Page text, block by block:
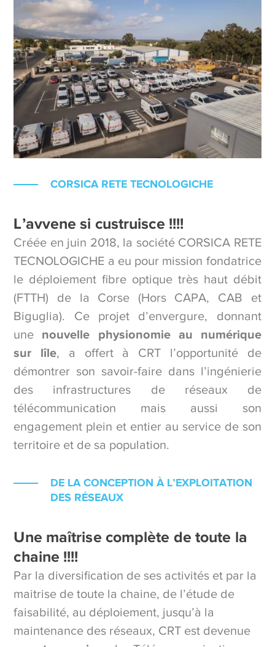
CORSICA RETE TECNOLOGICHE
L’avvene si custruisce !!!!
Créée en juin 2018, la société CORSICA RETE
TECNOLOGICHE a eu pour mission fondatrice
le déploiement fibre optique très haut débit
(FTTH) de la Corse (Hors CAPA, CAB et
Biguglia). Ce projet d’envergure, donnant
une nouvelle physionomie au numérique
sur lîle, a offert à CRT l’opportunité de
démontrer son savoir-faire dans l’ingénierie
des infrastructures de réseaux de
télécommunication mais aussi son
engagement plein et entier au service de son
territoire et de sa population.
DE LA CONCEPTION À L’EXPLOITATION
DES RÉSEAUX
Une maîtrise complète de toute la
chaine !!!!
Par la diversification de ses activités et par la
maitrise de toute la chaine, de l’étude de
faisabilité, au déploiement, jusqu’à la
maintenance des réseaux, CRT est devenue